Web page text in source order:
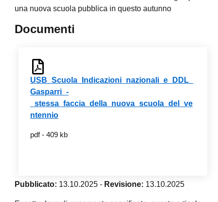
una nuova scuola pubblica in questo autunno
Documenti
USB_Scuola_Indicazioni_nazionali_e_DDL_
Gasparri_-
_stessa_faccia_della_nuova_scuola_del_ve
ntennio
pdf - 409 kb
Pubblicato: 13.10.2025 - Revisione: 13.10.2025